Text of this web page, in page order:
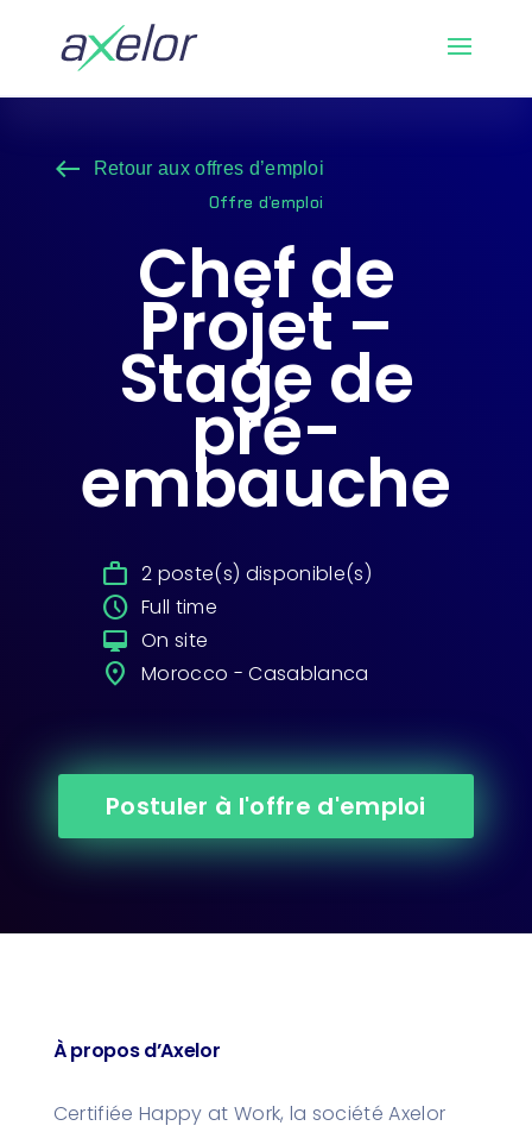
west Retour aux offres d’emploi
Offre d’emploi
Chef de
Projet –
Stage de
pré-
embauche
work 2 poste(s) disponible(s)
query_builder Full time
desktop_mac On site
place Morocco - Casablanca
Postuler à l'offre d'emploi
À propos d’Axelor
Certifiée Happy at Work, la société Axelor